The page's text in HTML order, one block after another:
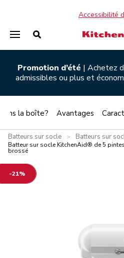
Accessibilité
Promotion d’été | Achetez
admissibles ou plus et
Batteurs sur socle > Batteurs sur
Batteur sur socle KitchenAid® de 5
brossé
-21%
la boîte? Avantages